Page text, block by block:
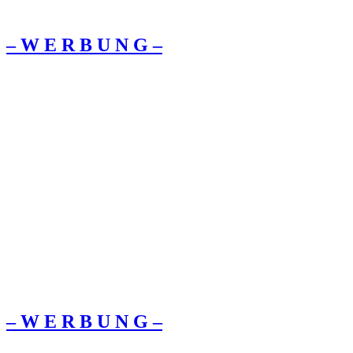
– W Ε R Β U Ν G –
– W Ε R Β U Ν G –